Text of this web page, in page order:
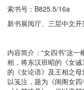
索书号：B825.5/16a
新书展阅厅、三层中文开
内容简介：“女四书”这
相，将东汉班昭的《女
的《女论语》及王相之
以笺注，题为《闺阁女